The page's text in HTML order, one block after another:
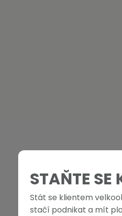
STAŇTE SE
Stát se klientem
stačí podnikat a mít